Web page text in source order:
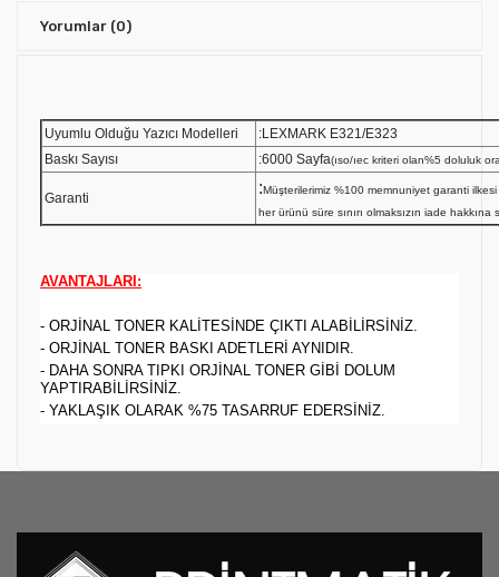
Yorumlar (0)
Uyumlu Olduğu Yazıcı Modelleri
:LEXMARK E321/E323
Baskı Sayısı
:6000 Sayfa(ıso/ıec kriteri olan%5 doluluk
Garanti
:Müşterilerimiz %100 memnuniyet garanti
her ürünü süre sınırı olmaksızın iade hakkına
AVANTAJLARI:
- ORJİNAL TONER KALİTESİNDE ÇIKTI ALABİLİRSİNİZ.
- ORJİNAL TONER BASKI ADETLERİ AYNIDIR.
- DAHA SONRA TIPKI ORJİNAL TONER GİBİ DOLUM
YAPTIRABİLİRSİNİZ.
- YAKLAŞIK OLARAK %75 TASARRUF EDERSİNİZ.